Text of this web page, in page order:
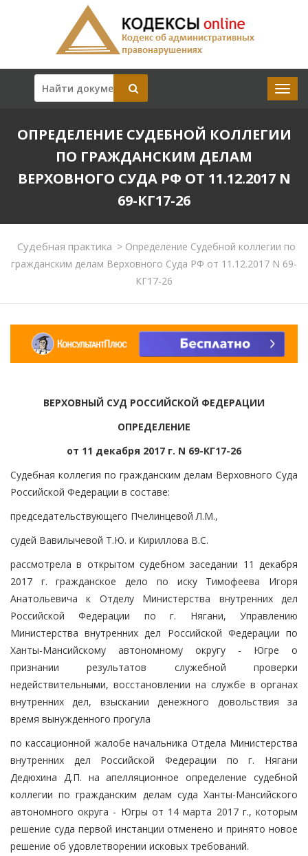
ОПРЕДЕЛЕНИЕ СУДЕБНОЙ КОЛЛЕГИИ
ПО ГРАЖДАНСКИМ ДЕЛАМ
ВЕРХОВНОГО СУДА РФ ОТ 11.12.2017 N
69-КГ17-26
Судебная практика > Определение Судебной коллегии по
гражданским делам Верховного Суда РФ от 11.12.2017 N 69-
КГ17-26
ВЕРХОВНЫЙ СУД РОССИЙСКОЙ ФЕДЕРАЦИИ
ОПРЕДЕЛЕНИЕ
от 11 декабря 2017 г. N 69-КГ17-26
Судебная коллегия по гражданским делам Верховного Суда
Российской Федерации в составе:
председательствующего Пчелинцевой Л.М.,
судей Вавилычевой Т.Ю. и Кириллова В.С.
рассмотрела в открытом судебном заседании 11 декабря
2017 г. гражданское дело по иску Тимофеева Игоря
Анатольевича к Отделу Министерства внутренних дел
Российской Федерации по г. Нягани, Управлению
Министерства внутренних дел Российской Федерации по
Ханты-Мансийскому автономному округу - Югре о
признании результатов служебной проверки
недействительными, восстановлении на службе в органах
внутренних дел, взыскании денежного довольствия за
время вынужденного прогула
по кассационной жалобе начальника Отдела Министерства
внутренних дел Российской Федерации по г. Нягани
Дедюхина Д.П. на апелляционное определение судебной
коллегии по гражданским делам суда Ханты-Мансийского
автономного округа - Югры от 14 марта 2017 г., которым
решение суда первой инстанции отменено и принято новое
решение об удовлетворении исковых требований.